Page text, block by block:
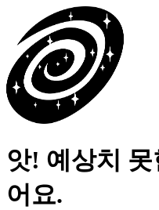
앗! 예상치
어요.